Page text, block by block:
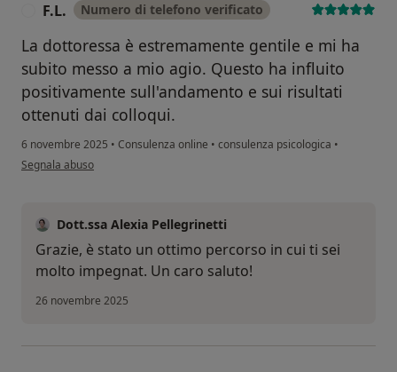
F.L. Numero di telefono verificato
La dottoressa è estremamente gentile e mi ha
subito messo a mio agio. Questo ha influito
positivamente sull'andamento e sui risultati
ottenuti dai colloqui.
6 novembre 2025 • Consulenza online • consulenza psicologica •
secondo l'opinione dell'utente F.L.
Segnala abuso
Dott.ssa Alexia Pellegrinetti
Grazie, è stato un ottimo percorso in cui ti sei
molto impegnat. Un caro saluto!
26 novembre 2025